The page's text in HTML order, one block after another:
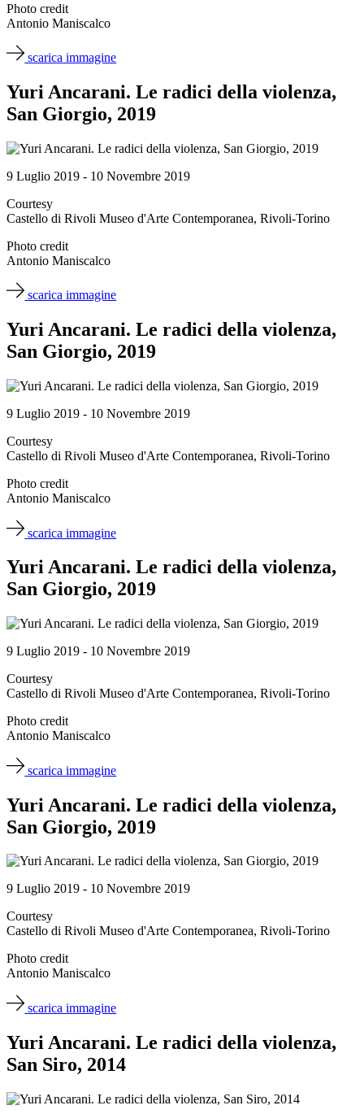
Photo credit
Antonio Maniscalco
scarica immagine
Yuri Ancarani. Le radici della violenza,
San Giorgio, 2019
9 Luglio 2019 - 10 Novembre 2019
Courtesy
Castello di Rivoli Museo d'Arte Contemporanea, Rivoli-Torino
Photo credit
Antonio Maniscalco
scarica immagine
Yuri Ancarani. Le radici della violenza,
San Giorgio, 2019
9 Luglio 2019 - 10 Novembre 2019
Courtesy
Castello di Rivoli Museo d'Arte Contemporanea, Rivoli-Torino
Photo credit
Antonio Maniscalco
scarica immagine
Yuri Ancarani. Le radici della violenza,
San Giorgio, 2019
9 Luglio 2019 - 10 Novembre 2019
Courtesy
Castello di Rivoli Museo d'Arte Contemporanea, Rivoli-Torino
Photo credit
Antonio Maniscalco
scarica immagine
Yuri Ancarani. Le radici della violenza,
San Giorgio, 2019
9 Luglio 2019 - 10 Novembre 2019
Courtesy
Castello di Rivoli Museo d'Arte Contemporanea, Rivoli-Torino
Photo credit
Antonio Maniscalco
scarica immagine
Yuri Ancarani. Le radici della violenza,
San Siro, 2014